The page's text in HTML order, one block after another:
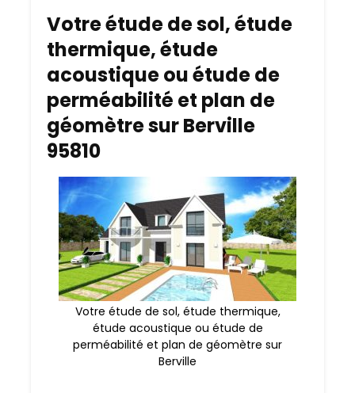
Votre étude de sol, étude
thermique, étude
acoustique ou étude de
perméabilité et plan de
géomètre sur Berville
95810
Votre étude de sol, étude thermique,
étude acoustique ou étude de
perméabilité et plan de géomètre sur
Berville